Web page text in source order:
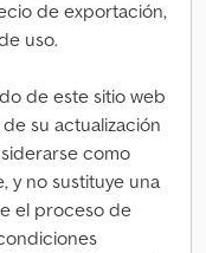
de exportación,
uso.
de este sitio web
su actualización
como
y no sustituye una
el proceso de